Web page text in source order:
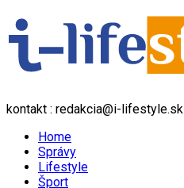
kontakt : redakcia@i-lifestyle.sk
Home
Správy
Lifestyle
Šport